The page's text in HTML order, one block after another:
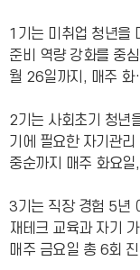
1기는 미취업 청년을
준비 역량 강화를 중
월 26일까지, 매주 화
2기는 사회초기 청년
기에 필요한 자기관
중순까지 매주 화요
3기는 직장 경험 5년
재테크 교육과 자기
매주 금요일 총 6회